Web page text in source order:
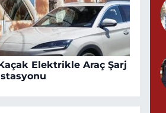
Elektrikle Araç Şarj